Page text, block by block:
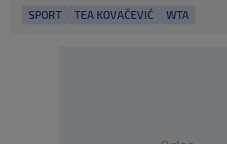
SPORT TEA KOVAČEVIĆ WTA